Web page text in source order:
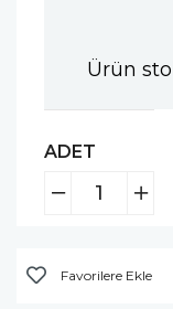
Ürün
ADET
Favorilere Ekle